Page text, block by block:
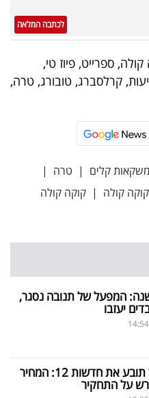
לכתבה המלאה
ספרייט, פיוז טי,
קרלסברג, טובורג, טרה,
קלים | טרה |
קוקה קולה | קוקה קולה
36 שנה: המפעל של תנובה נסגר,
יעזבו
14:54
ראש העיר תובע את חדשות 12: המחיר
על התחקיר